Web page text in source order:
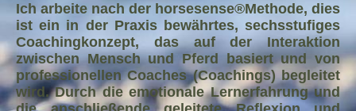
Ich arbeite nach der horsesense®Methode, dies
ist ein in der Praxis bewährtes, sechsstufiges
Coachingkonzept, das auf der Interaktion
zwischen Mensch und Pferd basiert und von
professionellen Coaches (Coachings) begleitet
wird. Durch die emotionale Lernerfahrung und